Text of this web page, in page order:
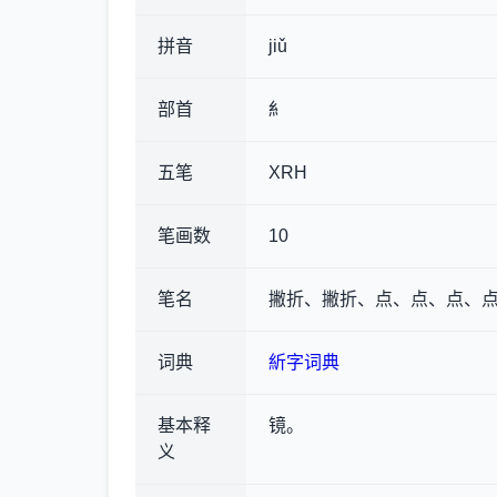
拼音 jiǔ
部首 糹
五笔 XRH
笔画数 10
笔名 撇折、撇折、点、点、点、
词典 紤字词典
基本释
义
镜。